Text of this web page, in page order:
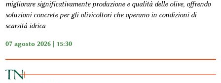
migliorare significativamente produzione e qualità delle olive, offrendo
soluzioni concrete per gli olivicoltori che operano in condizioni di
scarsità idrica
07 agosto 2026 | 15:30